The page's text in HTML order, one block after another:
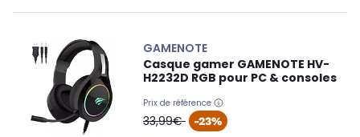
GAMENOTE
Casque gamer GAMENOTE HV-
H2232D RGB pour PC & consoles
Prix de référence
oldPrice
33,99€ -23%